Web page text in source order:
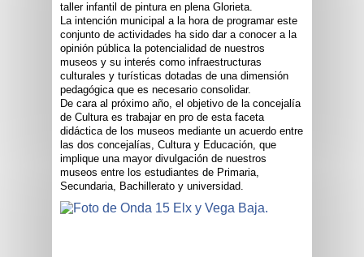
taller infantil de pintura en plena Glorieta.
La intención municipal a la hora de programar este
conjunto de actividades ha sido dar a conocer a la
opinión pública la potencialidad de nuestros
museos y su interés como infraestructuras
culturales y turísticas dotadas de una dimensión
pedagógica que es necesario consolidar.
De cara al próximo año, el objetivo de la concejalía
de Cultura es trabajar en pro de esta faceta
didáctica de los museos mediante un acuerdo entre
las dos concejalías, Cultura y Educación, que
implique una mayor divulgación de nuestros
museos entre los estudiantes de Primaria,
Secundaria, Bachillerato y universidad.